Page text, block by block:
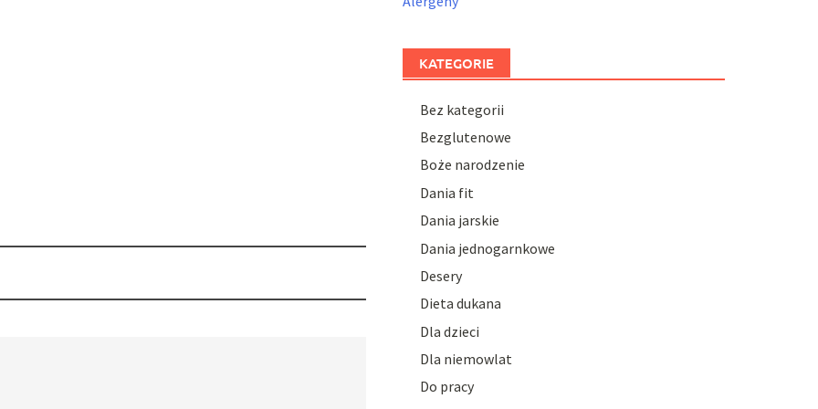
KATEGORIE
Bez kategorii
Bezglutenowe
Boże narodzenie
Dania fit
Dania jarskie
Dania jednogarnkowe
Desery
Dieta dukana
Dla dzieci
Dla niemowlat
Do pracy